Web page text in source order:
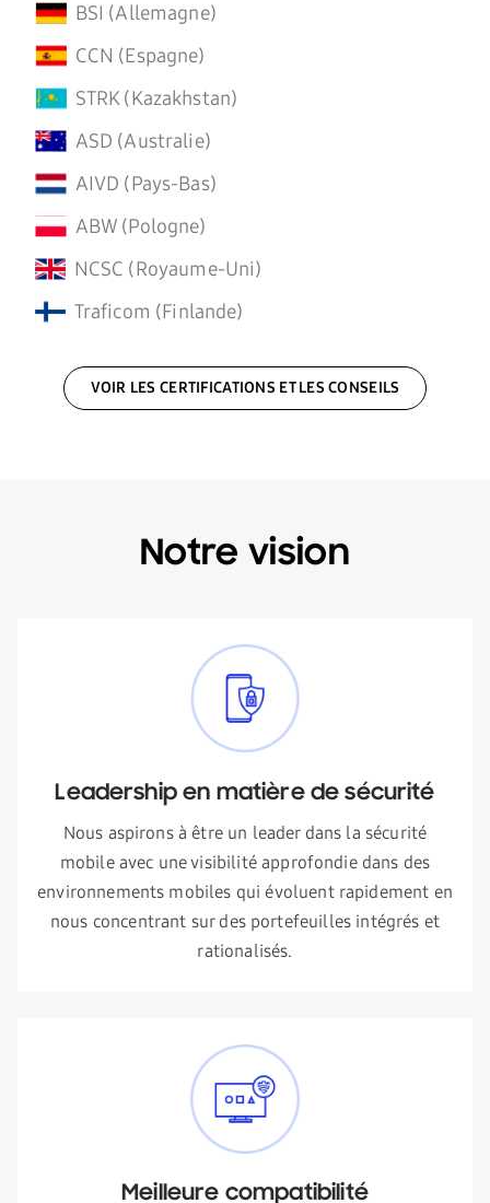
BSI (Allemagne)
CCN (Espagne)
STRK (Kazakhstan)
ASD (Australie)
AIVD (Pays-Bas)
ABW (Pologne)
NCSC (Royaume-Uni)
Traficom (Finlande)
VOIR LES CERTIFICATIONS ET LES CONSEILS
Notre vision
Leadership en matière de sécurité
Nous aspirons à être un leader dans la sécurité
mobile avec une visibilité approfondie dans des
environnements mobiles qui évoluent rapidement en
nous concentrant sur des portefeuilles intégrés et
rationalisés.
Meilleure compatibilité